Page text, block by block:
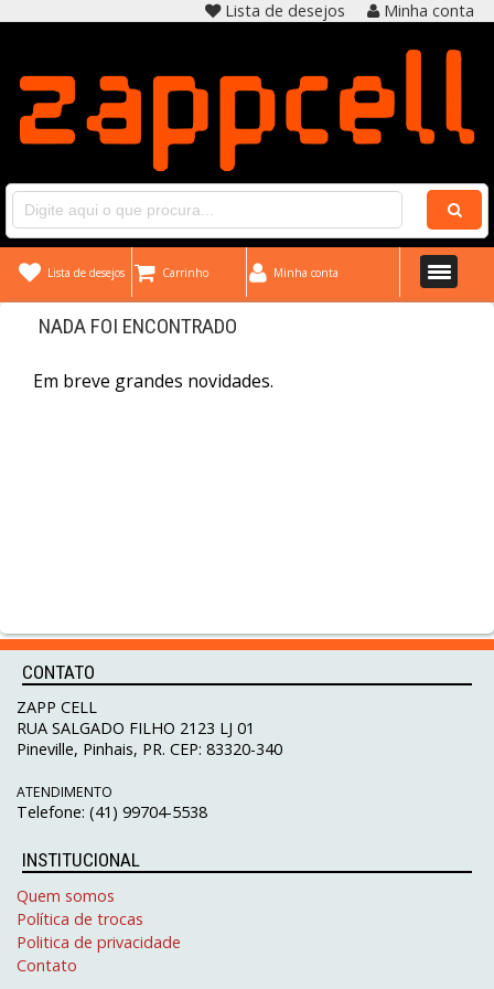
Minha conta
Lista de desejos
Lista de desejos Carrinho Minha conta
NADA FOI ENCONTRADO
Em breve grandes novidades.
CONTATO
ZAPP CELL
RUA SALGADO FILHO 2123 LJ 01
Pineville, Pinhais, PR. CEP: 83320-340
ATENDIMENTO
Telefone: (41) 99704-5538
INSTITUCIONAL
Quem somos
Política de trocas
Politica de privacidade
Contato